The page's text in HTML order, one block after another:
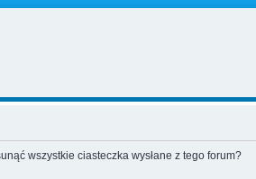
wszystkie ciasteczka wysłane z tego forum?